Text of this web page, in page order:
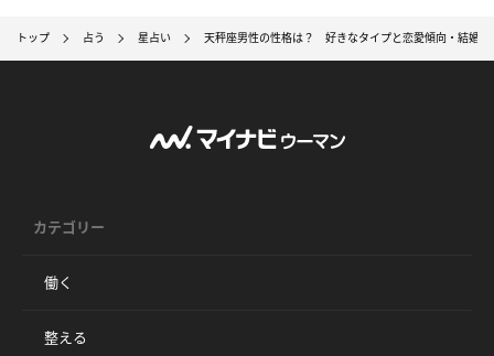
トップ 占う 星占い 天秤座男性の性格は？ 好きなタイプと恋愛傾向・結婚観
カテゴリー
働く
整える